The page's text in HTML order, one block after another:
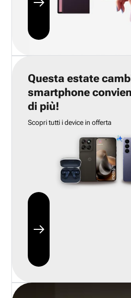
Questa estate
smartphone
di più!
Scopri tutti i device in offerta